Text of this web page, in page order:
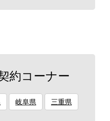
約コーナー
岐阜県 三重県